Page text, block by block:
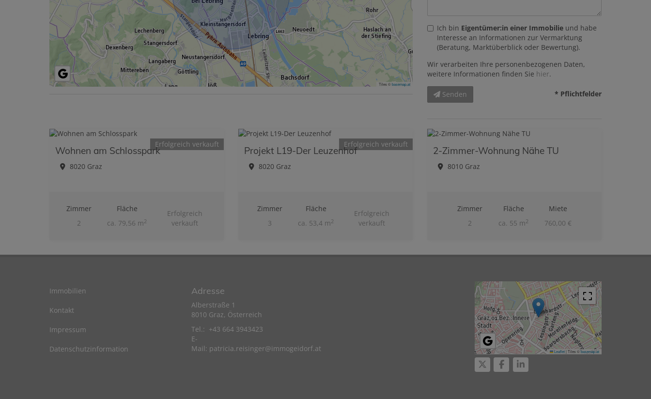
Tiles ©basemap.at
Ich bin Eigentümer:in einer Immobilie und habe
Interesse an Informationen zur Vermarktung
(Beratung, Marktüberblick oder Bewertung).
Wir verarbeiten Ihre personenbezogenen Daten,
weitere Informationen finden Sie hier.
Senden * Pflichtfelder
Erfolgreich verkauft
Wohnen am Schlosspark
8020 Graz
Zimmer
2
Fläche
ca. 79,56 m2
Erfolgreich
verkauft
Erfolgreich verkauft
Projekt L19-Der Leuzenhof
8020 Graz
Zimmer
3
Fläche
ca. 53,4 m2
Erfolgreich
verkauft
2-Zimmer-Wohnung Nähe TU
8010 Graz
Zimmer
2
Fläche
ca. 55 m2
Miete
760,00 €
Immobilien
Kontakt
Impressum
Datenschutzinformation
Adresse
Alberstraße 1
8010 Graz, Österreich
Tel.: +43 664 3943423
E-
Mail: patricia.reisinger@immogeidorf.at Leaflet|Tiles ©basemap.at